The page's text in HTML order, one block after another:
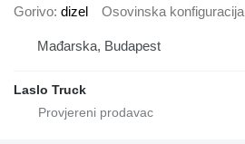
Gorivo dizel Osovinska konfiguracija
Mađarska, Budapest
Laslo Truck